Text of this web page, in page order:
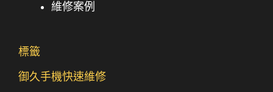
維修案例
標籤
御久手機快速維修